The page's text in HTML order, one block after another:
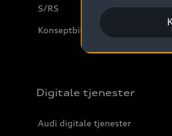
S/RS
Konseptbiler og prototyper
Digitale tjenester
Audi digitale tjenester